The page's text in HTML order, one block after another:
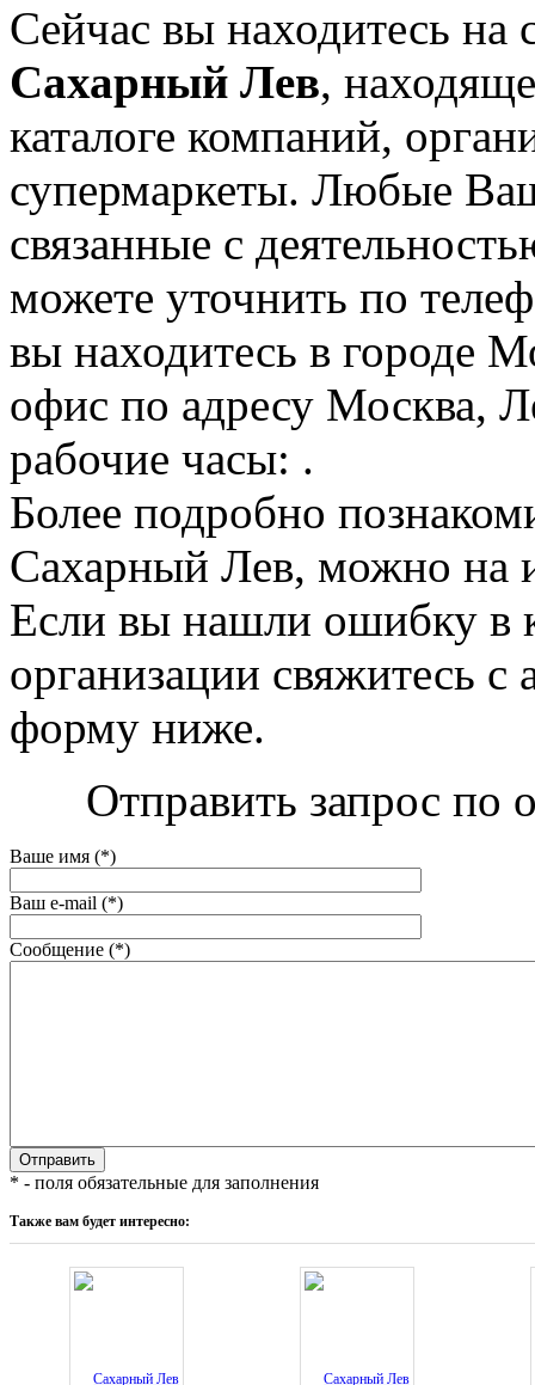
Сейчас вы находитесь на
Сахарный Лев,
каталоге компаний,
супермаркеты. Любые
связанные с
можете уточнить по
вы находитесь в городе
офис по адресу Москва,
рабочие часы: .
Более подробно
Сахарный Лев, можно на
Если вы нашли ошибку в
организации свяжитесь
форму ниже.
Отправить запрос по
Ваше имя (*)
Ваш e-mail (*)
Сообщение (*)
* - поля обязательные для заполнения
Также вам будет интересно: